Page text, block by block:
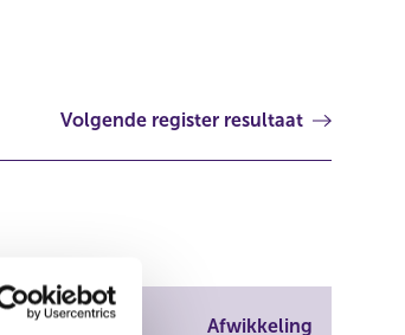
Volgende register resultaat
Afwikkeling